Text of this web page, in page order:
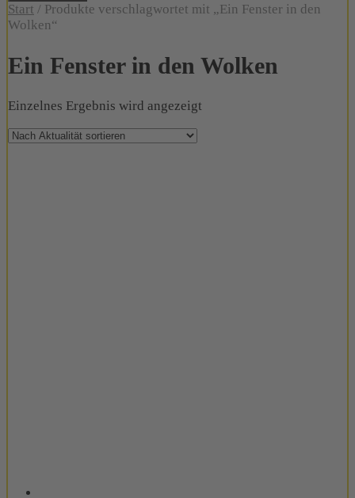
Start / Produkte verschlagwortet mit „Ein Fenster in den
Wolken“
Ein Fenster in den Wolken
Einzelnes Ergebnis wird angezeigt